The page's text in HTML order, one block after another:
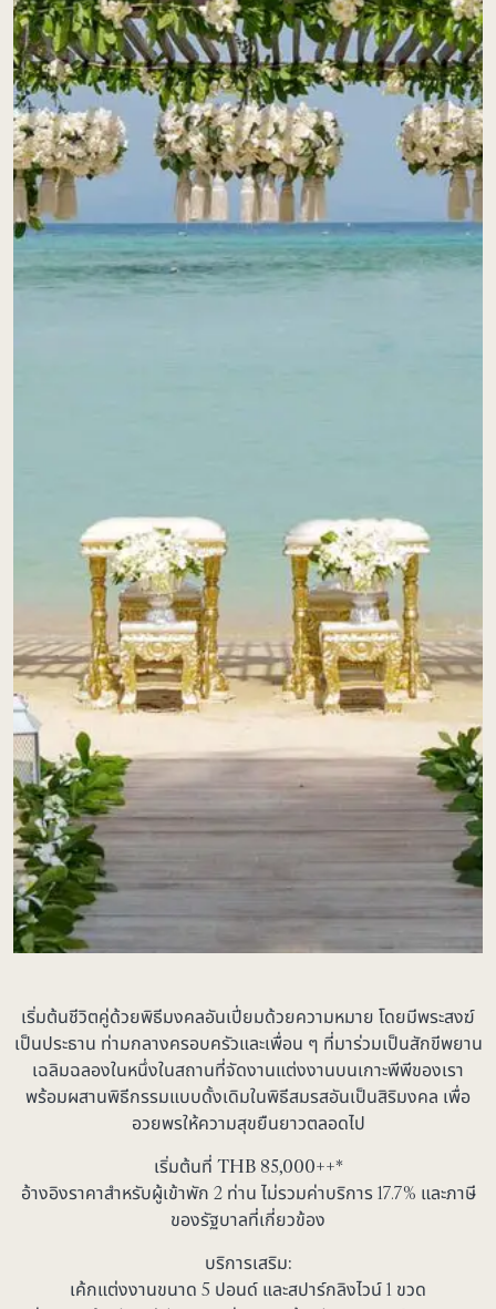
เริ่มต้นชีวิตคู่ด้วยพิธีมงคลอันเปี่ยมด้วยความหมาย โดยมีพระสงฆ์
เป็นประธาน ท่ามกลางครอบครัวและเพื่อน ๆ ที่มาร่วมเป็นสักขีพยาน
เฉลิมฉลองในหนึ่งในสถานที่จัดงานแต่งงานบนเกาะพีพีของเรา
พร้อมผสานพิธีกรรมแบบดั้งเดิมในพิธีสมรสอันเป็นสิริมงคล เพื่อ
อวยพรให้ความสุขยืนยาวตลอดไป
เริ่มต้นที่ THB 85,000++*
อ้างอิงราคาสำหรับผู้เข้าพัก 2 ท่าน ไม่รวมค่าบริการ 17.7% และภาษี
ของรัฐบาลที่เกี่ยวข้อง
บริการเสริม:
เค้กแต่งงานขนาด 5 ปอนด์ และสปาร์กลิงไวน์ 1 ขวด